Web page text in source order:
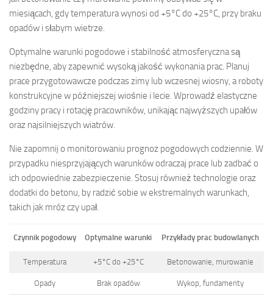
miesiącach, gdy temperatura wynosi od +5°C do +25°C, przy braku
opadów i słabym wietrze.
Optymalne warunki pogodowe i stabilność atmosferyczna są
niezbędne, aby zapewnić wysoką jakość wykonania prac. Planuj
prace przygotowawcze podczas zimy lub wczesnej wiosny, a roboty
konstrukcyjne w późniejszej wiośnie i lecie. Wprowadź elastyczne
godziny pracy i rotację pracowników, unikając najwyższych upałów
oraz najsilniejszych wiatrów.
Nie zapomnij o monitorowaniu prognoz pogodowych codziennie. W
przypadku niesprzyjających warunków odraczaj prace lub zadbać o
ich odpowiednie zabezpieczenie. Stosuj również technologie oraz
dodatki do betonu, by radzić sobie w ekstremalnych warunkach,
takich jak mróz czy upał.
Czynnik pogodowy Optymalne warunki Przykłady prac budowlanych
Temperatura +5°C do +25°C Betonowanie, murowanie
Opady Brak opadów Wykop, fundamenty